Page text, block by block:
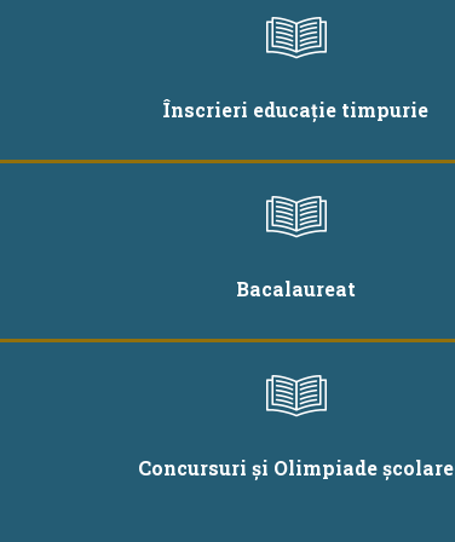
Înscrieri educație timpurie
Bacalaureat
Concursuri și Olimpiade școlare